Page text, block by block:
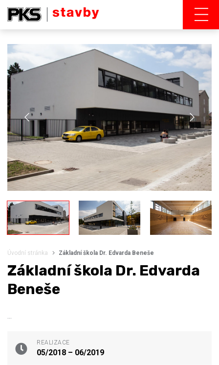
Úvodní stránka Základní škola Dr. Edvarda Beneše
Základní škola Dr. Edvarda
Beneše
REALIZACE
05/2018 – 06/2019